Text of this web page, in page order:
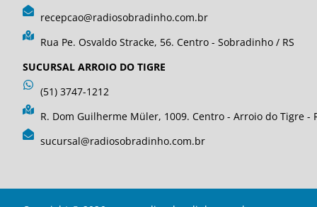
recepcao@radiosobradinho.com.br
Rua Pe. Osvaldo Stracke, 56. Centro - Sobradinho / RS
SUCURSAL ARROIO DO TIGRE
(51) 3747-1212
R. Dom Guilherme Müler, 1009. Centro - Arroio do Tigre -
sucursal@radiosobradinho.com.br